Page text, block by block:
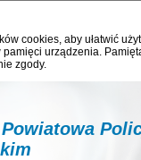
cookies, aby ułatwić
urządzenia.
zgody.